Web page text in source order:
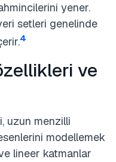
yener.
setleri genelinde
4
ve
uzun menzilli
modellemek
lineer katmanlar